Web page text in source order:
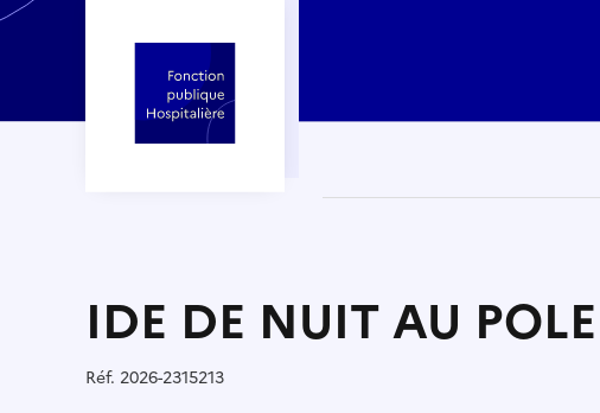
IDE DE NUIT AU
Réf. Référence :
2026-2315213